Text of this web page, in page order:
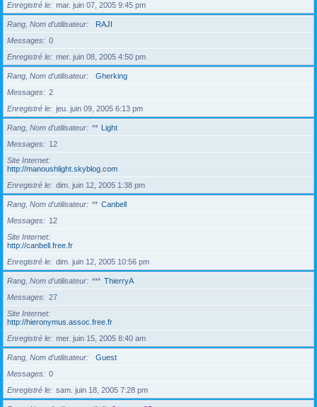
Enregistré le
mar. juin 07, 2005 9:45 pm
Rang, Nom d’utilisateur
RAJI
Messages
0
Enregistré le
mer. juin 08, 2005 4:50 pm
Rang, Nom d’utilisateur
Gherking
Messages
2
Enregistré le
jeu. juin 09, 2005 6:13 pm
Rang, Nom d’utilisateur ** Light
Messages
12
Site Internet
http://manoushlight.skyblog.com
Enregistré le
dim. juin 12, 2005 1:38 pm
Rang, Nom d’utilisateur ** Canbell
Messages
12
Site Internet
http://canbell.free.fr
Enregistré le
dim. juin 12, 2005 10:56 pm
Rang, Nom d’utilisateur *** ThierryA
Messages
27
Site Internet
http://hieronymus.assoc.free.fr
Enregistré le
mer. juin 15, 2005 8:40 am
Rang, Nom d’utilisateur
Guest
Messages
0
Enregistré le
sam. juin 18, 2005 7:28 pm